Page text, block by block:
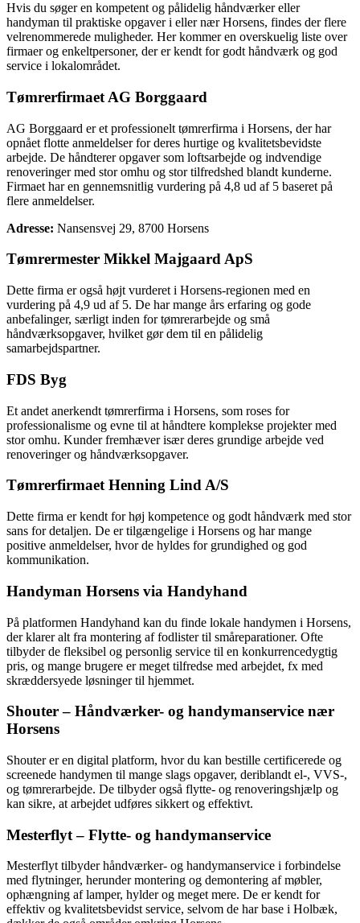
Hvis du søger en kompetent og pålidelig håndværker eller
handyman til praktiske opgaver i eller nær Horsens, findes der flere
velrenommerede muligheder. Her kommer en overskuelig liste over
firmaer og enkeltpersoner, der er kendt for godt håndværk og god
service i lokalområdet.
Tømrerfirmaet AG Borggaard
AG Borggaard er et professionelt tømrerfirma i Horsens, der har
opnået flotte anmeldelser for deres hurtige og kvalitetsbevidste
arbejde. De håndterer opgaver som loftsarbejde og indvendige
renoveringer med stor omhu og stor tilfredshed blandt kunderne.
Firmaet har en gennemsnitlig vurdering på 4,8 ud af 5 baseret på
flere anmeldelser.
Adresse: Nansensvej 29, 8700 Horsens
Tømrermester Mikkel Majgaard ApS
Dette firma er også højt vurderet i Horsens-regionen med en
vurdering på 4,9 ud af 5. De har mange års erfaring og gode
anbefalinger, særligt inden for tømrerarbejde og små
håndværksopgaver, hvilket gør dem til en pålidelig
samarbejdspartner.
FDS Byg
Et andet anerkendt tømrerfirma i Horsens, som roses for
professionalisme og evne til at håndtere komplekse projekter med
stor omhu. Kunder fremhæver især deres grundige arbejde ved
renoveringer og håndværksopgaver.
Tømrerfirmaet Henning Lind A/S
Dette firma er kendt for høj kompetence og godt håndværk med stor
sans for detaljen. De er tilgængelige i Horsens og har mange
positive anmeldelser, hvor de hyldes for grundighed og god
kommunikation.
Handyman Horsens via Handyhand
På platformen Handyhand kan du finde lokale handymen i Horsens,
der klarer alt fra montering af fodlister til småreparationer. Ofte
tilbyder de fleksibel og personlig service til en konkurrencedygtig
pris, og mange brugere er meget tilfredse med arbejdet, fx med
skræddersyede løsninger til hjemmet.
Shouter – Håndværker- og handymanservice nær
Horsens
Shouter er en digital platform, hvor du kan bestille certificerede og
screenede handymen til mange slags opgaver, deriblandt el-, VVS-,
og tømrerarbejde. De tilbyder også flytte- og renoveringshjælp og
kan sikre, at arbejdet udføres sikkert og effektivt.
Mesterflyt – Flytte- og handymanservice
Mesterflyt tilbyder håndværker- og handymanservice i forbindelse
med flytninger, herunder montering og demontering af møbler,
ophængning af lamper, hylder og meget mere. De er kendt for
effektiv og kvalitetsbevidst service, selvom de har base i Holbæk,